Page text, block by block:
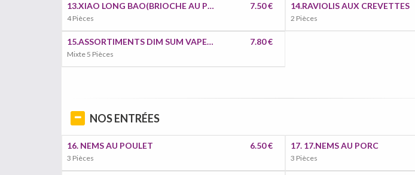
13.XIAO LONG BAO(BRIOCHE AU PORC
4 Pièces
7.50 € 14.RAVIOLIS AUX CREVETTES
2 Pièces
15.ASSORTIMENTS DIM SUM VAPEUR
Mixte 5 Pièces
7.80 €
NOS ENTRÉES
16. NEMS AU POULET
3 Pièces
6.50 € 17. 17.NEMS AU PORC
3 Pièces